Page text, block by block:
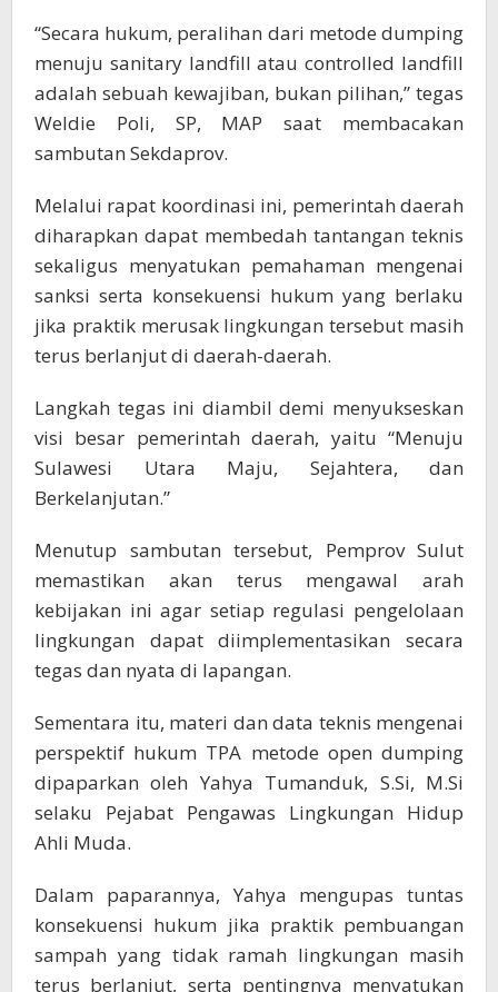
“Secara hukum, peralihan dari metode dumping
menuju sanitary landfill atau controlled landfill
adalah sebuah kewajiban, bukan pilihan,” tegas
Weldie Poli, SP, MAP saat membacakan
sambutan Sekdaprov.
Melalui rapat koordinasi ini, pemerintah daerah
diharapkan dapat membedah tantangan teknis
sekaligus menyatukan pemahaman mengenai
sanksi serta konsekuensi hukum yang berlaku
jika praktik merusak lingkungan tersebut masih
terus berlanjut di daerah-daerah.
Langkah tegas ini diambil demi menyukseskan
visi besar pemerintah daerah, yaitu “Menuju
Sulawesi Utara Maju, Sejahtera, dan
Berkelanjutan.”
Menutup sambutan tersebut, Pemprov Sulut
memastikan akan terus mengawal arah
kebijakan ini agar setiap regulasi pengelolaan
lingkungan dapat diimplementasikan secara
tegas dan nyata di lapangan.
Sementara itu, materi dan data teknis mengenai
perspektif hukum TPA metode open dumping
dipaparkan oleh Yahya Tumanduk, S.Si, M.Si
selaku Pejabat Pengawas Lingkungan Hidup
Ahli Muda.
Dalam paparannya, Yahya mengupas tuntas
konsekuensi hukum jika praktik pembuangan
sampah yang tidak ramah lingkungan masih
terus berlanjut, serta pentingnya menyatukan